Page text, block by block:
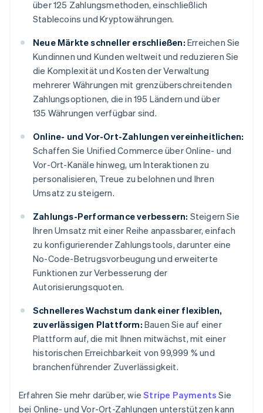
über 125 Zahlungsmethoden, einschließlich
Stablecoins und Kryptowährungen.
Neue Märkte schneller erschließen: Erreichen Sie
Kundinnen und Kunden weltweit und reduzieren Sie
die Komplexität und Kosten der Verwaltung
mehrerer Währungen mit grenzüberschreitenden
Zahlungsoptionen, die in 195 Ländern und über
135 Währungen verfügbar sind.
Online- und Vor-Ort-Zahlungen vereinheitlichen:
Schaffen Sie Unified Commerce über Online- und
Vor-Ort-Kanäle hinweg, um Interaktionen zu
personalisieren, Treue zu belohnen und Ihren
Umsatz zu steigern.
Zahlungs-Performance verbessern: Steigern Sie
Ihren Umsatz mit einer Reihe anpassbarer, einfach
zu konfigurierender Zahlungstools, darunter eine
No-Code-Betrugsvorbeugung und erweiterte
Funktionen zur Verbesserung der
Autorisierungsquoten.
Schnelleres Wachstum dank einer flexiblen,
zuverlässigen Plattform: Bauen Sie auf einer
Plattform auf, die mit Ihnen mitwächst, mit einer
historischen Erreichbarkeit von 99,999 % und
branchenführender Zuverlässigkeit.
Erfahren Sie mehr darüber, wieStripe Payments Sie
bei Online- und Vor-Ort-Zahlungen unterstützen kann